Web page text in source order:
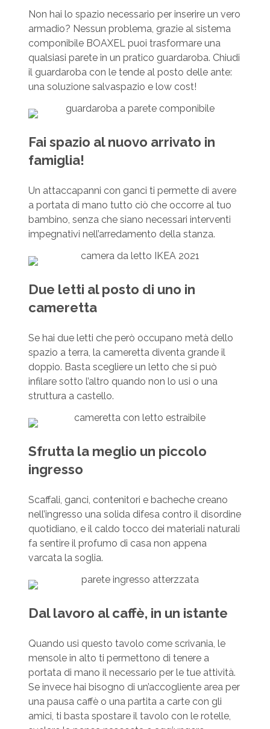
Non hai lo spazio necessario per inserire un vero
armadio? Nessun problema, grazie al sistema
componibile BOAXEL puoi trasformare una
qualsiasi parete in un pratico guardaroba. Chiudi
il guardaroba con le tende al posto delle ante:
una soluzione salvaspazio e low cost!
Fai spazio al nuovo arrivato in
famiglia!
Un attaccapanni con ganci ti permette di avere
a portata di mano tutto ciò che occorre al tuo
bambino, senza che siano necessari interventi
impegnativi nell’arredamento della stanza.
Due letti al posto di uno in
cameretta
Se hai due letti che però occupano metà dello
spazio a terra, la cameretta diventa grande il
doppio. Basta scegliere un letto che si può
infilare sotto l’altro quando non lo usi o una
struttura a castello.
Sfrutta la meglio un piccolo
ingresso
Scaffali, ganci, contenitori e bacheche creano
nell’ingresso una solida difesa contro il disordine
quotidiano, e il caldo tocco dei materiali naturali
fa sentire il profumo di casa non appena
varcata la soglia.
Dal lavoro al caffè, in un istante
Quando usi questo tavolo come scrivania, le
mensole in alto ti permettono di tenere a
portata di mano il necessario per le tue attività.
Se invece hai bisogno di un’accogliente area per
una pausa caffè o una partita a carte con gli
amici, ti basta spostare il tavolo con le rotelle,